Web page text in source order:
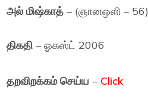
அல் மிஷ்காத் – (ஞானஒளி – 56)
திகதி – ஓகஸ்ட் 2006
தறவிறக்கம் செய்ய – Click